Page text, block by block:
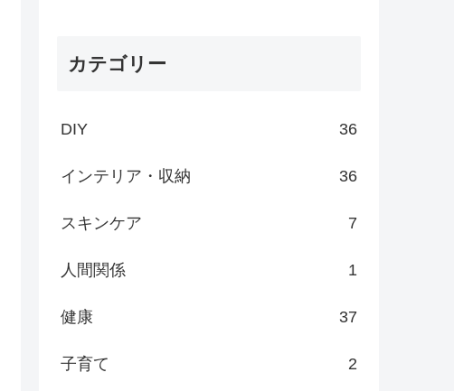
カテゴリー
DIY 36
インテリア・収納 36
スキンケア 7
人間関係 1
健康 37
子育て 2